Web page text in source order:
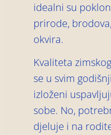
idealni su
prirode,
okvira.
Kvaliteta
se u svim
izloženi
sobe. No,
djeluje i na